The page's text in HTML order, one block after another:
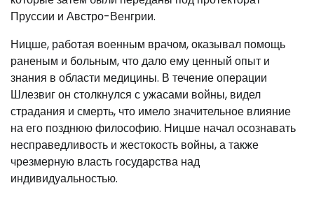
Пруссии и Австро-Венгрии.
Ницше, работая военным врачом, оказывал помощь
раненым и больным, что дало ему ценный опыт и
знания в области медицины. В течение операции
Шлезвиг он столкнулся с ужасами войны, видел
страдания и смерть, что имело значительное влияние
на его позднюю философию. Ницше начал осознавать
несправедливость и жестокость войны, а также
чрезмерную власть государства над
индивидуальностью.